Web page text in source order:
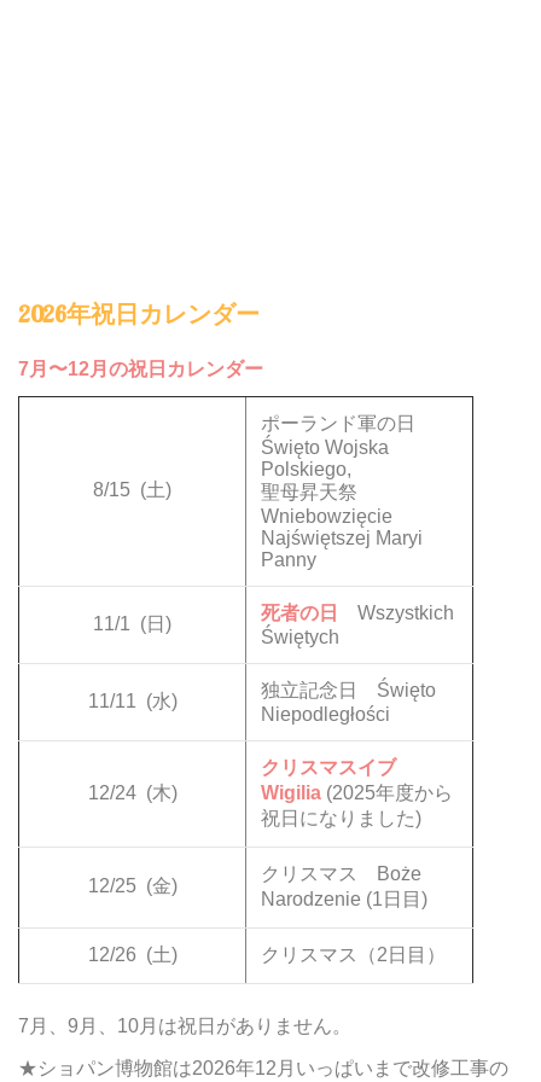
2026年祝日カレンダー
7月〜12月の祝日カレンダー
8/15 (土)
ポーランド軍の日
Święto Wojska
Polskiego,
聖母昇天祭
Wniebowzięcie
Najświętszej Maryi
Panny
11/1 (日)
死者の日
Wszystkich
Świętych
11/11 (水)
独立記念日 Święto
Niepodległości
12/24 (木)
クリスマスイブ
Wigilia (2025年度から
祝日になりました)
12/25 (金)
クリスマス Boże
Narodzenie (1日目)
12/26 (土) クリスマス（2日目）
7月、9月、10月は祝日がありません。
★ショパン博物館は2026年12月いっぱいまで改修工事の